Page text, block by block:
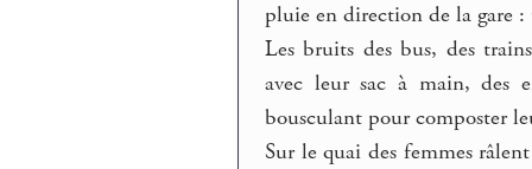
pluie en direction de la gare :
Les bruits des bus, des
avec leur sac à main, des
bousculant pour composter
Sur le quai des femmes